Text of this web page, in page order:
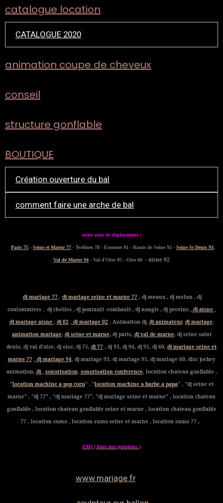
catalogue location
CATALOGUE 2020
animation coupe de cheveux
conseil
structure gonflable
BOUTIQUE
Création ouverture du bal
comment faire une arche de bal
notre zone de deplacement :
Paris 75 - Seine et Marne 77 - Yvelines 78 - Essonne 91 - Hauts de Seine 92 - Seine St Denis 93,
Val de Marne 94 - Val d'Oise 95 - Oise 60 - aisne 02
dj mariage 77, dj mariage seine et marne 77 , dj meaux , dj melun , dj
coulommiers , dj chelles , dj pontault -combault , dj nangis , dj provins ,dj aisne ,
dj mariage aisne , dj 02 ,dj mariage 02 , Animation dj, dj animateur, dj mariage,
animation mariage, dj seine et marne,dj paris, dj val de marne, dj seine saint
denis, dj val d'oise, dj oise, dj 75, dj 77 , dj 93, dj 94, dj 95, dj 60, dj mariage seine et
marne 77,dj mariage 94, dj mariage 93, dj mariage 95, dj mariage 60, disc jockey
animation, dj , sonorisation, sonorisation conference, location chateau gonflable ,
"location machine a pop corn" , "location machine a barbe a papa" , "dj seine et
marne" , "dj 77" , "dj mariage 77", "dj mariage seine et marne" , location chateau
gonflable , location chateau gonflable seine et marne , location chateau gonflable
77 , location sumo , location sumo seine et marne , location sumo 77 ,
FAQ ( foire aux questions )
www.mariage.fr